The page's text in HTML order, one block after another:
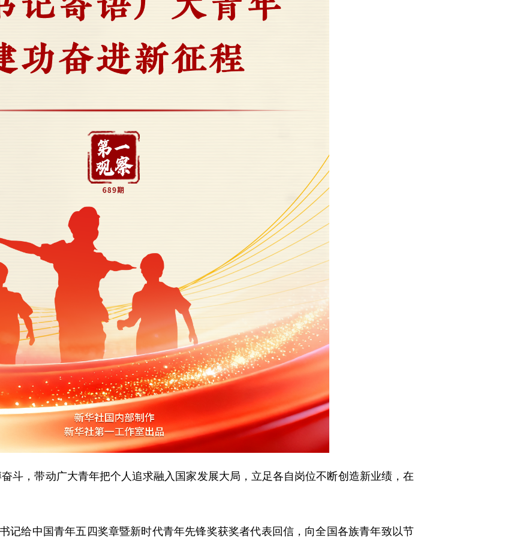
，带动广大青年把个人追求融入国家发展大局，立足各自岗位不断创造新业绩，在
给中国青年五四奖章暨新时代青年先锋奖获奖者代表回信，向全国各族青年致以节